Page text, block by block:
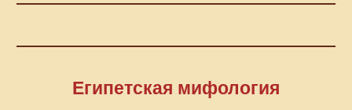
Египетская мифология